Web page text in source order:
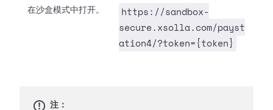
在沙盒模式中打开。
https://sandbox-
secure.xsolla.com/payst
ation4/?token={token}
注：